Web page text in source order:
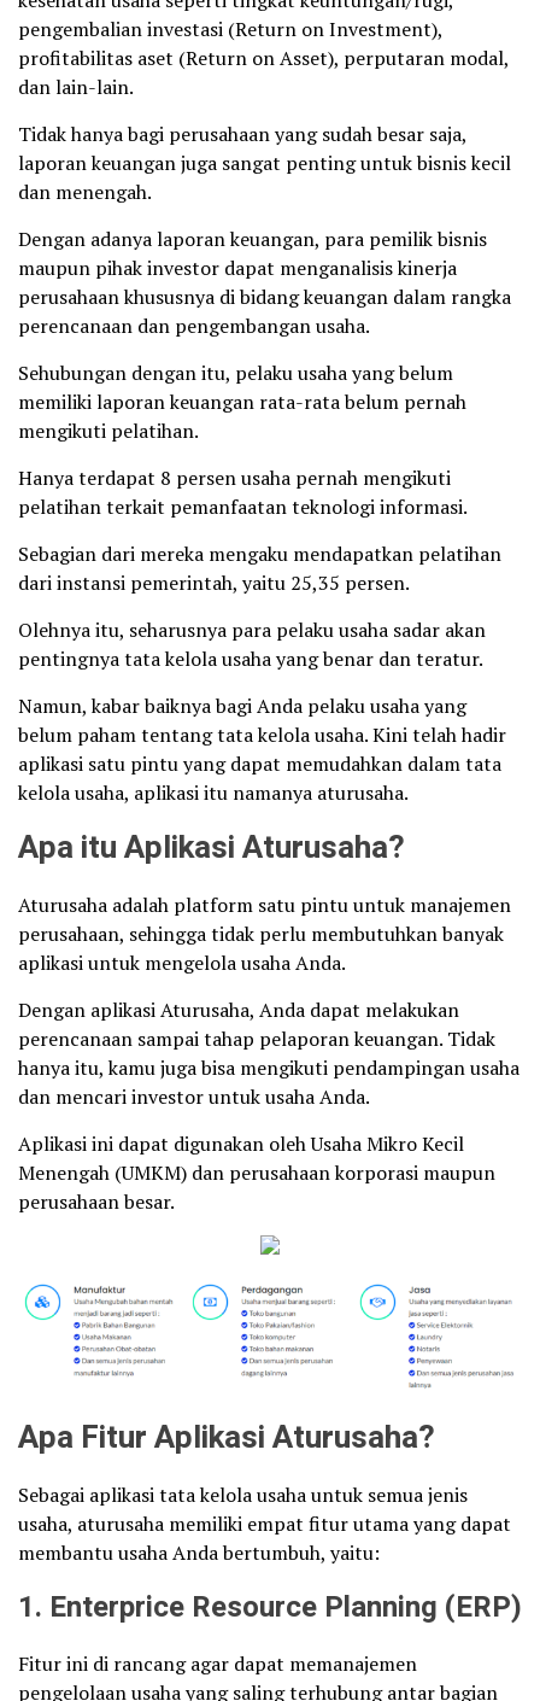
pengembalian investasi (Return on Investment),
profitabilitas aset (Return on Asset), perputaran modal,
dan lain-lain.
Tidak hanya bagi perusahaan yang sudah besar saja,
laporan keuangan juga sangat penting untuk bisnis kecil
dan menengah.
Dengan adanya laporan keuangan, para pemilik bisnis
maupun pihak investor dapat menganalisis kinerja
perusahaan khususnya di bidang keuangan dalam rangka
perencanaan dan pengembangan usaha.
Sehubungan dengan itu, pelaku usaha yang belum
memiliki laporan keuangan rata-rata belum pernah
mengikuti pelatihan.
Hanya terdapat 8 persen usaha pernah mengikuti
pelatihan terkait pemanfaatan teknologi informasi.
Sebagian dari mereka mengaku mendapatkan pelatihan
dari instansi pemerintah, yaitu 25,35 persen.
Olehnya itu, seharusnya para pelaku usaha sadar akan
pentingnya tata kelola usaha yang benar dan teratur.
Namun, kabar baiknya bagi Anda pelaku usaha yang
belum paham tentang tata kelola usaha. Kini telah hadir
aplikasi satu pintu yang dapat memudahkan dalam tata
kelola usaha, aplikasi itu namanya aturusaha.
Apa itu Aplikasi Aturusaha?
Aturusaha adalah platform satu pintu untuk manajemen
perusahaan, sehingga tidak perlu membutuhkan banyak
aplikasi untuk mengelola usaha Anda.
Dengan aplikasi Aturusaha, Anda dapat melakukan
perencanaan sampai tahap pelaporan keuangan. Tidak
hanya itu, kamu juga bisa mengikuti pendampingan usaha
dan mencari investor untuk usaha Anda.
Aplikasi ini dapat digunakan oleh Usaha Mikro Kecil
Menengah (UMKM) dan perusahaan korporasi maupun
perusahaan besar.
Apa Fitur Aplikasi Aturusaha?
Sebagai aplikasi tata kelola usaha untuk semua jenis
usaha, aturusaha memiliki empat fitur utama yang dapat
membantu usaha Anda bertumbuh, yaitu:
1. Enterprice Resource Planning (ERP)
Fitur ini di rancang agar dapat memanajemen
pengelolaan usaha yang saling terhubung antar bagian